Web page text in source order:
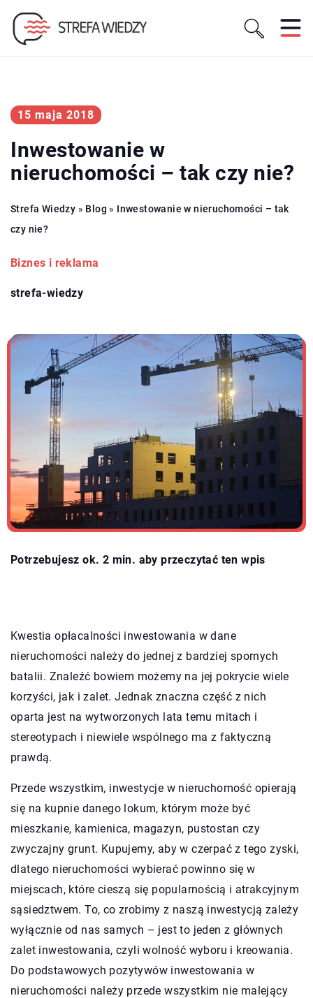
15 maja 2018
Inwestowanie w
nieruchomości – tak czy nie?
Strefa Wiedzy » Blog » Inwestowanie w nieruchomości – tak
czy nie?
Biznes i reklama
strefa-wiedzy
Potrzebujesz ok. 2 min. aby przeczytać ten wpis
Kwestia opłacalności inwestowania w dane
nieruchomości należy do jednej z bardziej spornych
batalii. Znaleźć bowiem możemy na jej pokrycie wiele
korzyści, jak i zalet. Jednak znaczna część z nich
oparta jest na wytworzonych lata temu mitach i
stereotypach i niewiele wspólnego ma z faktyczną
prawdą.
Przede wszystkim, inwestycje w nieruchomość opierają
się na kupnie danego lokum, którym może być
mieszkanie, kamienica, magazyn, pustostan czy
zwyczajny grunt. Kupujemy, aby w czerpać z tego zyski,
dlatego nieruchomości wybierać powinno się w
miejscach, które cieszą się popularnością i atrakcyjnym
sąsiedztwem. To, co zrobimy z naszą inwestycją zależy
wyłącznie od nas samych – jest to jeden z głównych
zalet inwestowania, czyli wolność wyboru i kreowania.
Do podstawowych pozytywów inwestowania w
nieruchomości należy przede wszystkim nie malejący